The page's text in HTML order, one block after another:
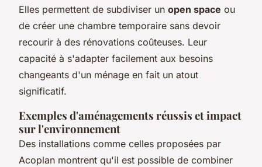
Elles permettent de subdiviser un open space ou
de créer une chambre temporaire sans devoir
recourir à des rénovations coûteuses. Leur
capacité à s'adapter facilement aux besoins
changeants d'un ménage en fait un atout
significatif.
Exemples d'aménagements réussis et impact
sur l'environnement
Des installations comme celles proposées par
Acoplan montrent qu'il est possible de combiner